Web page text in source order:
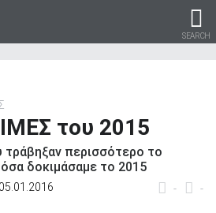
SEARCH
πάντα για το
του 2015
περισσότερο το
δοκιμάσαμε το 2015
- -